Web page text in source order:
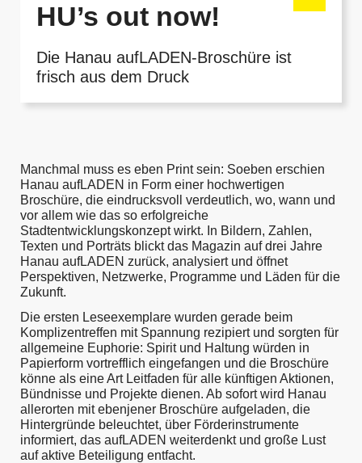
HU’s out now!
Die Hanau aufLADEN-Broschüre ist
frisch aus dem Druck
Manchmal muss es eben Print sein: Soeben erschien
Hanau aufLADEN in Form einer hochwertigen
Broschüre, die eindrucksvoll verdeutlich, wo, wann und
vor allem wie das so erfolgreiche
Stadtentwicklungskonzept wirkt. In Bildern, Zahlen,
Texten und Porträts blickt das Magazin auf drei Jahre
Hanau aufLADEN zurück, analysiert und öffnet
Perspektiven, Netzwerke, Programme und Läden für die
Zukunft.
Die ersten Leseexemplare wurden gerade beim
Komplizentreffen mit Spannung rezipiert und sorgten für
allgemeine Euphorie: Spirit und Haltung würden in
Papierform vortrefflich eingefangen und die Broschüre
könne als eine Art Leitfaden für alle künftigen Aktionen,
Bündnisse und Projekte dienen. Ab sofort wird Hanau
allerorten mit ebenjener Broschüre aufgeladen, die
Hintergründe beleuchtet, über Förderinstrumente
informiert, das aufLADEN weiterdenkt und große Lust
auf aktive Beteiligung entfacht.